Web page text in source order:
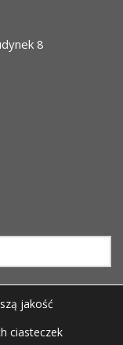
8
i
jakość
ciasteczek